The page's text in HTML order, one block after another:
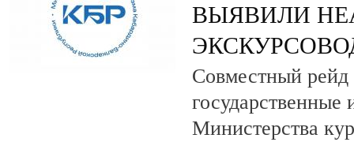
ВЫЯВИЛИ
Совместный рейд
государственные
Министерства